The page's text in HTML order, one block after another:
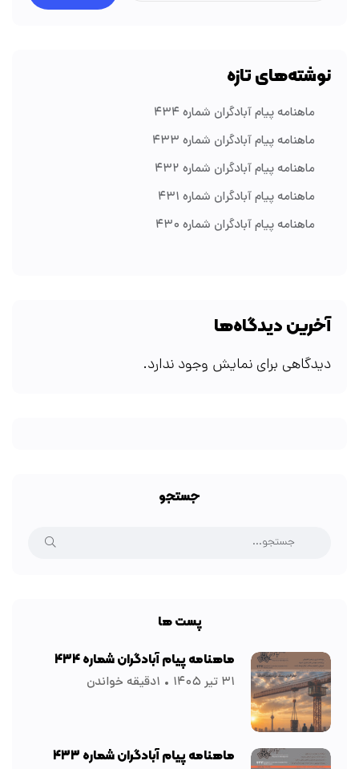
نوشته‌های تازه
ماهنامه پیام آبادگران شماره ۴۳۴
ماهنامه پیام آبادگران شماره ۴۳۳
ماهنامه پیام آبادگران شماره ۴۳۲
ماهنامه پیام آبادگران شماره ۴۳۱
ماهنامه پیام آبادگران شماره ۴۳۰
آخرین دیدگاه‌ها
دیدگاهی برای نمایش وجود ندارد.
جستجو
پست ها
ماهنامه پیام آبادگران شماره ۴۳۴
۳۱ تیر ۱۴۰۵ ۱دقیقه خواندن
ماهنامه پیام آبادگران شماره ۴۳۳